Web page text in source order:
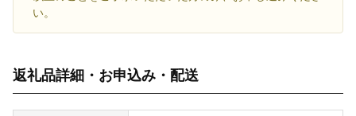
い。
返礼品詳細・お申込み・配送